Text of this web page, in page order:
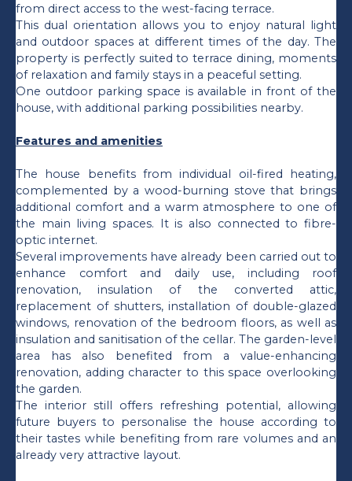
from direct access to the west-facing terrace.
This dual orientation allows you to enjoy natural light
and outdoor spaces at different times of the day. The
property is perfectly suited to terrace dining, moments
of relaxation and family stays in a peaceful setting.
One outdoor parking space is available in front of the
house, with additional parking possibilities nearby.
Features and amenities
The house benefits from individual oil-fired heating,
complemented by a wood-burning stove that brings
additional comfort and a warm atmosphere to one of
the main living spaces. It is also connected to fibre-
optic internet.
Several improvements have already been carried out to
enhance comfort and daily use, including roof
renovation, insulation of the converted attic,
replacement of shutters, installation of double-glazed
windows, renovation of the bedroom floors, as well as
insulation and sanitisation of the cellar. The garden-level
area has also benefited from a value-enhancing
renovation, adding character to this space overlooking
the garden.
The interior still offers refreshing potential, allowing
future buyers to personalise the house according to
their tastes while benefiting from rare volumes and an
already very attractive layout.